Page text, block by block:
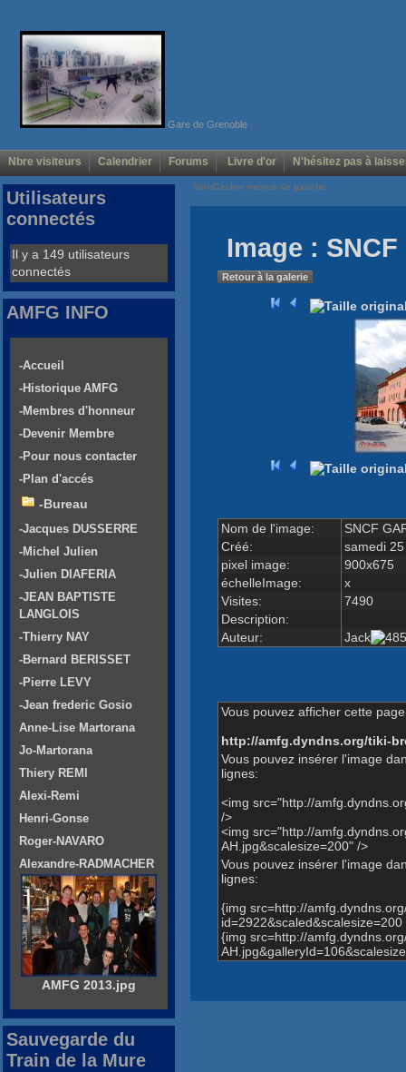
Gare de Grenoble
Nbre visiteurs Calendrier Forums Livre d'or N'hésitez pas à
Voir/Cacher menus de gauche
Image :
Retour à la galerie
Nom de l'image:
SNCF
Créé:
samedi
pixel image:
900x675
échelleImage:
x
Visites:
7490
Description:
Auteur:
Jack
Vous pouvez afficher cette
http://amfg.dyndns.org/tiki-
Vous pouvez insérer l'image
lignes:
<img src="http://
/>
<img src="http://
AH.jpg&scalesize=200" />
Vous pouvez insérer l'image
lignes:
{img src=http://
id=2922&scaled&scalesize=200
{img src=http://
Utilisateurs
connectés
Il y a 149 utilisateurs
connectés
AMFG INFO
-Accueil
-Historique AMFG
-Membres d'honneur
-Devenir Membre
-Pour nous contacter
-Plan d'accés
-Bureau
-Jacques DUSSERRE
-Michel Julien
-Julien DIAFERIA
-JEAN BAPTISTE
LANGLOIS
-Thierry NAY
-Bernard BERISSET
-Pierre LEVY
-Jean frederic Gosio
Anne-Lise Martorana
Jo-Martorana
Thiery REMI
Alexi-Remi
Henri-Gonse
Roger-NAVARO
Alexandre-RADMACHER
AMFG 2013.jpg
Sauvegarde du
Train de la Mure